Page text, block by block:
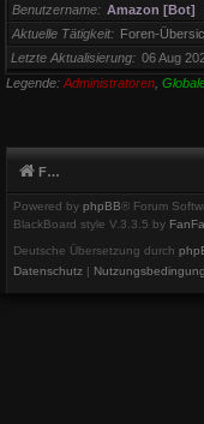
Benutzername
Amazon [Bot]
Aktuelle Tätigkeit
Foren-
Letzte Aktualisierung
06 Aug
Legende: Administratoren
Foren-Übersicht
Powered by phpBB® Forum
BlackBoard style V.3.3.5 by
Deutsche Übersetzung durch
Datenschutz